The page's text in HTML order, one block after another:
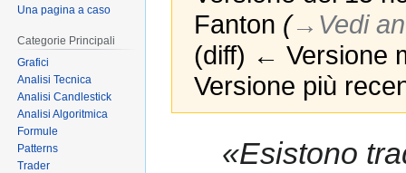
Fanton (→‎Vedi
(diff) ← Versione
Versione più
«Esistono
Una pagina a caso
Categorie Principali
Grafici
Analisi Tecnica
Analisi Candlestick
Analisi Algoritmica
Formule
Patterns
Trader